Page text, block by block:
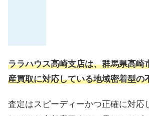
ララハウス高崎支店は、群馬県高崎
産買取に対応している地域密着型の
査定はスピーディーかつ正確に対応